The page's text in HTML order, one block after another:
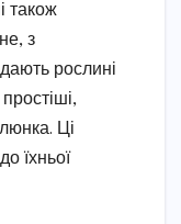
також
з
рослині
Ці
їхньої